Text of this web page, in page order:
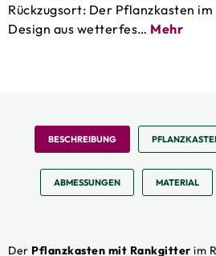
Rückzugsort: Der Pflanzkasten
Design aus wetterfes… Mehr
BESCHREIBUNG
ABMESSUNGEN MATERIAL
Der Pflanzkasten mit Rankgitter im